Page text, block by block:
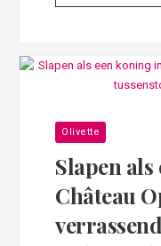
Olivette
Slapen
Château